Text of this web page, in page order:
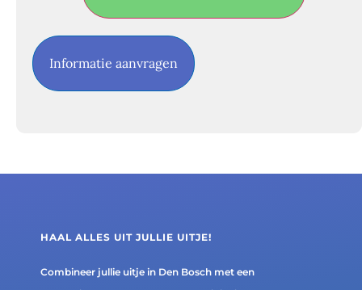
Informatie aanvragen
HAAL ALLES UIT JULLIE UITJE!
Combineer jullie uitje in Den Bosch met een